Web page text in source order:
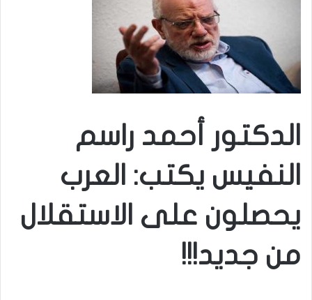
الدكتور أحمد راسم
النفيس يكتب: العرب
يحصلون على الاستقلال
من جديد!!!